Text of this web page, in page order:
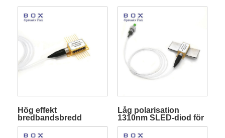
Hög effekt
bredbandsbredd
850nm SLED-diod för
medicinsk OCT
Låg polarisation
1310nm SLED-diod för
fiberoptiskt gyroskop